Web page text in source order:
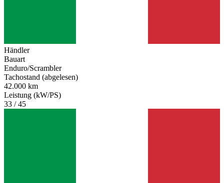
Händler
Bauart
Enduro/Scrambler
Tachostand (abgelesen)
42.000 km
Leistung (kW/PS)
33 / 45